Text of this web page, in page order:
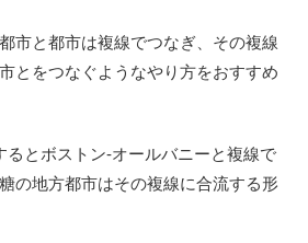
市と都市は複線でつなぎ、その複線
とをつなぐようなやり方をおすすめ
るとボストン-オールバニーと複線で
の地方都市はその複線に合流する形